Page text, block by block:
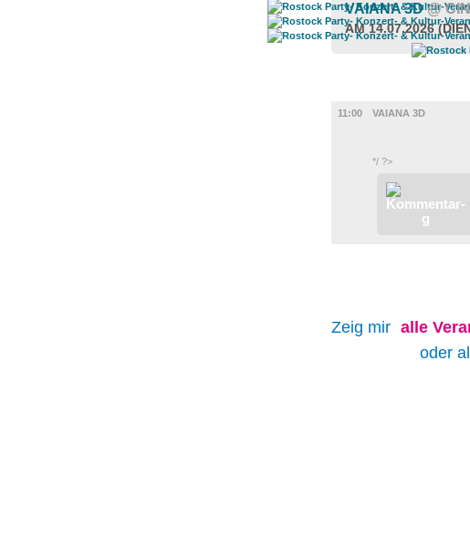
VAIANA 3D@
AM 14.07.2026
11:00
VAIANA 3D
*/ ?>
Zeig mir alle
oder